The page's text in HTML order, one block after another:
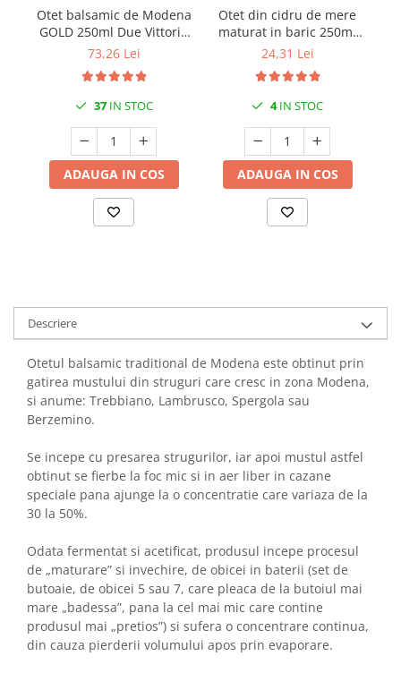
Otet balsamic de Modena
GOLD 250ml Due Vittorie
Bio - I.G.P.
73,26 Lei
37IN STOC
ADAUGA IN COS
Otet din cidru de mere
maturat in baric 250ml
Due Vittorie
24,31 Lei
4IN STOC
ADAUGA IN COS
Descriere
Otetul balsamic traditional de Modena este obtinut prin
gatirea mustului din struguri care cresc in zona Modena,
si anume: Trebbiano, Lambrusco, Spergola sau
Berzemino.
Se incepe cu presarea strugurilor, iar apoi mustul astfel
obtinut se fierbe la foc mic si in aer liber in cazane
speciale pana ajunge la o concentratie care variaza de la
30 la 50%.
Odata fermentat si acetificat, produsul incepe procesul
de „maturare” si invechire, de obicei in baterii (set de
butoaie, de obicei 5 sau 7, care pleaca de la butoiul mai
mare „badessa”, pana la cel mai mic care contine
produsul mai „pretios”) si sufera o concentrare continua,
din cauza pierderii volumului apos prin evaporare.